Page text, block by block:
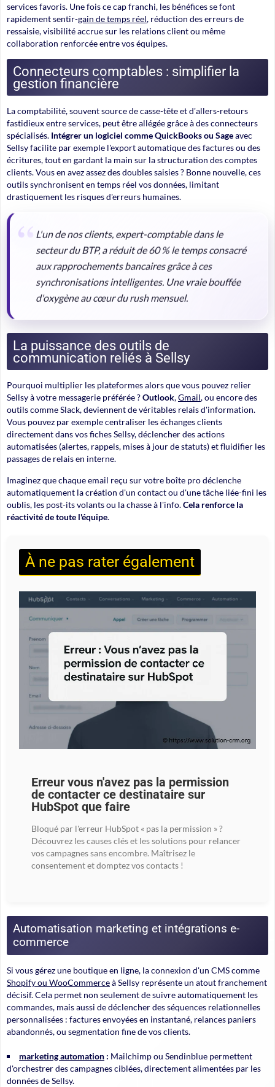
services favoris. Une fois ce cap franchi, les bénéfices se font
rapidement sentir-gain de temps réel, réduction des erreurs de
ressaisie, visibilité accrue sur les relations client ou même
collaboration renforcée entre vos équipes.
Connecteurs comptables : simplifier la
gestion financière
La comptabilité, souvent source de casse-tête et d'allers-retours
fastidieux entre services, peut être allégée grâce à des connecteurs
spécialisés. Intégrer un logiciel comme QuickBooks ou Sageavec
Sellsy facilite par exemple l'export automatique des factures ou des
écritures, tout en gardant la main sur la structuration des comptes
clients. Vous en avez assez des doubles saisies ? Bonne nouvelle, ces
outils synchronisent en temps réel vos données, limitant
drastiquement les risques d'erreurs humaines.
L'un de nos clients, expert-comptable dans le
secteur du BTP, a réduit de 60 % le temps consacré
aux rapprochements bancaires grâce à ces
synchronisations intelligentes. Une vraie bouffée
d'oxygène au cœur du rush mensuel.
La puissance des outils de
communication reliés à Sellsy
Pourquoi multiplier les plateformes alors que vous pouvez relier
Sellsy à votre messagerie préférée ?Outlook,Gmail, ou encore des
outils comme Slack, deviennent de véritables relais d'information.
Vous pouvez par exemple centraliser les échanges clients
directement dans vos fiches Sellsy, déclencher des actions
automatisées (alertes, rappels, mises à jour de statuts) et fluidifier les
passages de relais en interne.
Imaginez que chaque email reçu sur votre boîte pro déclenche
automatiquement la création d'un contact ou d'une tâche liée-fini les
oublis, les post-its volants ou la chasse à l'info.Cela renforce la
réactivité de toute l'équipe.
À ne pas rater également
Erreur vous n'avez pas la permission
de contacter ce destinataire sur
HubSpot que faire
Bloqué par l'erreur HubSpot « pas la permission » ?
Découvrez les causes clés et les solutions pour relancer
vos campagnes sans encombre. Maîtrisez le
consentement et domptez vos contacts !
Automatisation marketing et intégrations e-
commerce
Si vous gérez une boutique en ligne, la connexion d'un CMS comme
Shopify ou WooCommerceà Sellsy représente un atout franchement
décisif. Cela permet non seulement de suivre automatiquement les
commandes, mais aussi de déclencher des séquences relationnelles
personnalisées : factures envoyées en instantané, relances paniers
abandonnés, ou segmentation fine de vos clients.
marketing automation : Mailchimp ou Sendinblue permettent
d'orchestrer des campagnes ciblées, directement alimentées par les
données de Sellsy.